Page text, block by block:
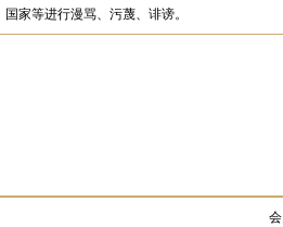
家等进行漫骂、污蔑、诽谤。